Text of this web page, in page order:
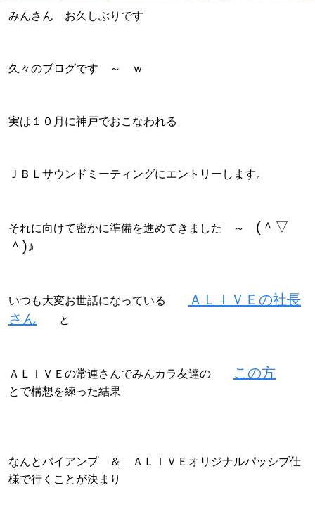
みんさん お久しぶりです
久々のブログです ～ ｗ
実は１０月に神戸でおこなわれる
ＪＢＬサウンドミーティングにエントリーします。
それに向けて密かに準備を進めてきました ～ (＾▽
＾)♪
いつも大変お世話になっている
ＡＬＩＶＥの社長
さん と
ＡＬＩＶＥの常連さんでみんカラ友達の この方
とで構想を練った結果
なんとバイアンプ ＆ ＡＬＩＶＥオリジナルパッシブ仕
様で行くことが決まり